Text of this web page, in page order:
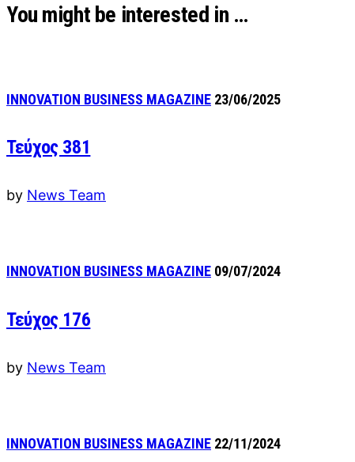
You might be interested in …
INNOVATION BUSINESS MAGAZINE 23/06/2025
Τεύχος 381
by News Team
INNOVATION BUSINESS MAGAZINE 09/07/2024
Τεύχος 176
by News Team
INNOVATION BUSINESS MAGAZINE 22/11/2024